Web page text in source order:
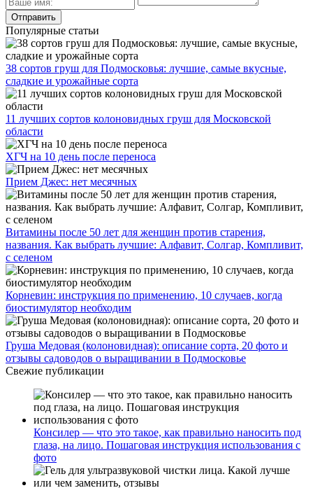
Популярные статьи
38 сортов груш для Подмосковья: лучшие, самые вкусные,
сладкие и урожайные сорта
11 лучших сортов колоновидных груш для Московской
области
ХГЧ на 10 день после переноса
Прием Джес: нет месячных
Витамины после 50 лет для женщин против старения,
названия. Как выбрать лучшие: Алфавит, Солгар, Компливит,
с селеном
Корневин: инструкция по применению, 10 случаев, когда
биостимулятор необходим
Груша Медовая (колоновидная): описание сорта, 20 фото и
отзывы садоводов о выращивании в Подмосковье
Свежие публикации
Консилер — что это такое, как правильно наносить под
глаза, на лицо. Пошаговая инструкция использования с
фото